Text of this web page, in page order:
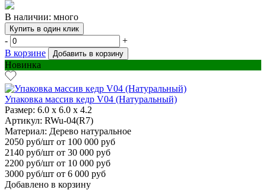
В наличии: много
Купить в один клик
-
+
В корзине
Добавить в корзину
Новинка
Упаковка массив кедр V04 (Натуральный)
Размер: 6.0 х 6.0 х 4.2
Артикул: RWu-04(R7)
Материал: Дерево натуральное
2050 руб/шт от 100 000 руб
2140 руб/шт от 30 000 руб
2200 руб/шт от 10 000 руб
3000 руб/шт от 6 000 руб
Добавлено в корзину